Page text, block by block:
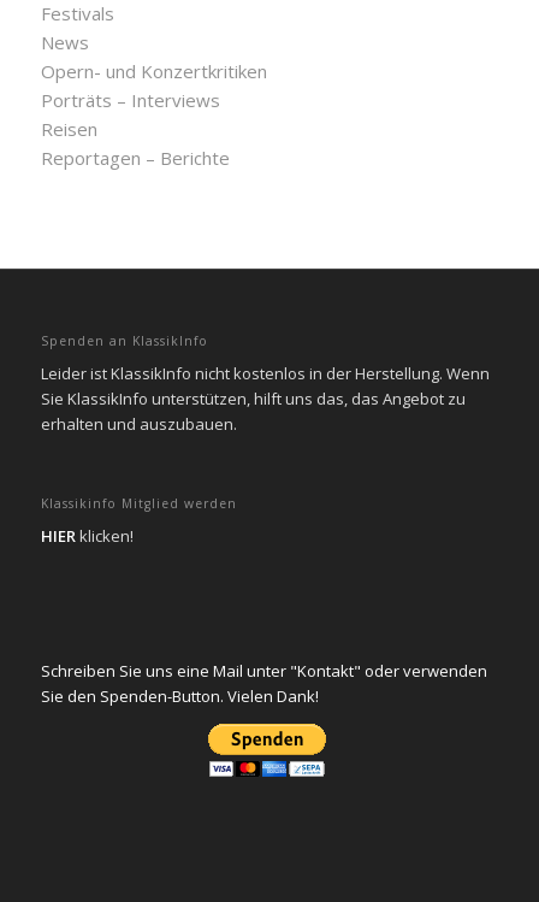
Festivals
News
Opern- und Konzertkritiken
Porträts – Interviews
Reisen
Reportagen – Berichte
Spenden an KlassikInfo
Leider ist KlassikInfo nicht kostenlos in der Herstellung. Wenn
Sie KlassikInfo unterstützen, hilft uns das, das Angebot zu
erhalten und auszubauen.
Klassikinfo Mitglied werden
HIERklicken!
Schreiben Sie uns eine Mail unter "Kontakt" oder verwenden
Sie den Spenden-Button. Vielen Dank!